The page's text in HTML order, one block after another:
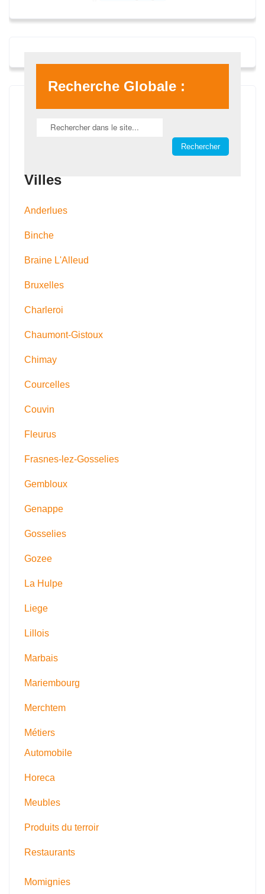
Recherche Globale :
Villes
Anderlues
Binche
Braine L'Alleud
Bruxelles
Charleroi
Chaumont-Gistoux
Chimay
Courcelles
Couvin
Fleurus
Frasnes-lez-Gosselies
Gembloux
Genappe
Gosselies
Gozee
La Hulpe
Liege
Lillois
Marbais
Mariembourg
Merchtem
Métiers
Automobile
Horeca
Meubles
Produits du terroir
Restaurants
Momignies